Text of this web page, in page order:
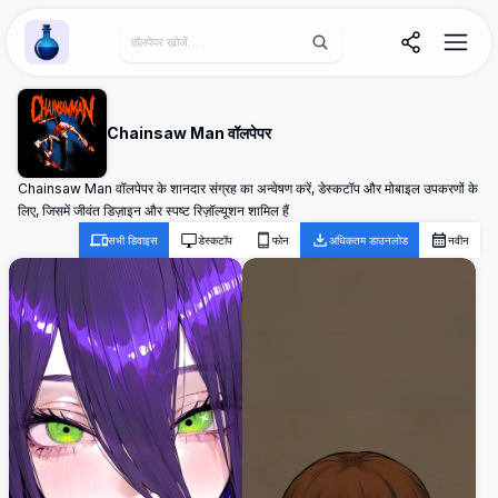
Wallpaper Alchemy
Chainsaw Man वॉलपेपर
Chainsaw Man वॉलपेपर के शानदार संग्रह का अन्वेषण करें, डेस्कटॉप और मोबाइल उपकरणों के
लिए, जिसमें जीवंत डिज़ाइन और स्पष्ट रिज़ॉल्यूशन शामिल हैं
सभी डिवाइस डेस्कटॉप फोन अधिकतम डाउनलोड नवीन